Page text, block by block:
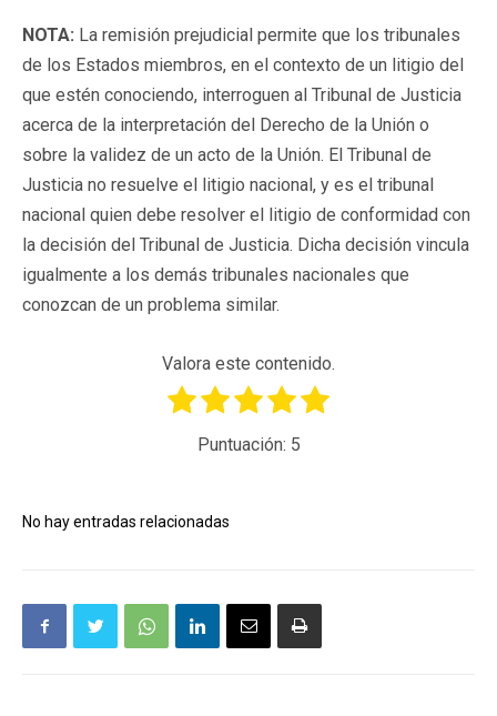
NOTA: La remisión prejudicial permite que los tribunales
de los Estados miembros, en el contexto de un litigio del
que estén conociendo, interroguen al Tribunal de Justicia
acerca de la interpretación del Derecho de la Unión o
sobre la validez de un acto de la Unión. El Tribunal de
Justicia no resuelve el litigio nacional, y es el tribunal
nacional quien debe resolver el litigio de conformidad con
la decisión del Tribunal de Justicia. Dicha decisión vincula
igualmente a los demás tribunales nacionales que
conozcan de un problema similar.
Valora este contenido.
Puntuación: 5
No hay entradas relacionadas